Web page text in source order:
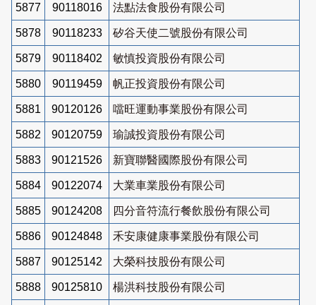
5877 90118016 法點法食股份有限公司
5878 90118233 矽谷天使二號股份有限公司
5879 90118402 敏慎投資股份有限公司
5880 90119459 帆正投資股份有限公司
5881 90120126 噹旺運動事業股份有限公司
5882 90120759 瑜誠投資股份有限公司
5883 90121526 新寶聯醫國際股份有限公司
5884 90122074 大業車業股份有限公司
5885 90124208 四分音符流行餐飲股份有限公司
5886 90124848 禾安康健康事業股份有限公司
5887 90125142 大榮科技股份有限公司
5888 90125810 楊洪科技股份有限公司